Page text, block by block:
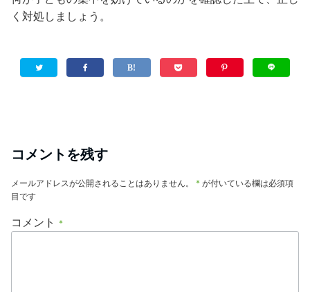
く対処しましょう。
コメントを残す
メールアドレスが公開されることはありません。 * が付いている欄は必須項
目です
コメント *